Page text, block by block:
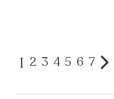
1 2 3 4 5 6 7